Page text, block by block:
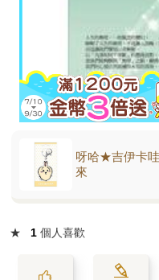
呀哈★吉伊卡
來
★ 1 個人喜歡